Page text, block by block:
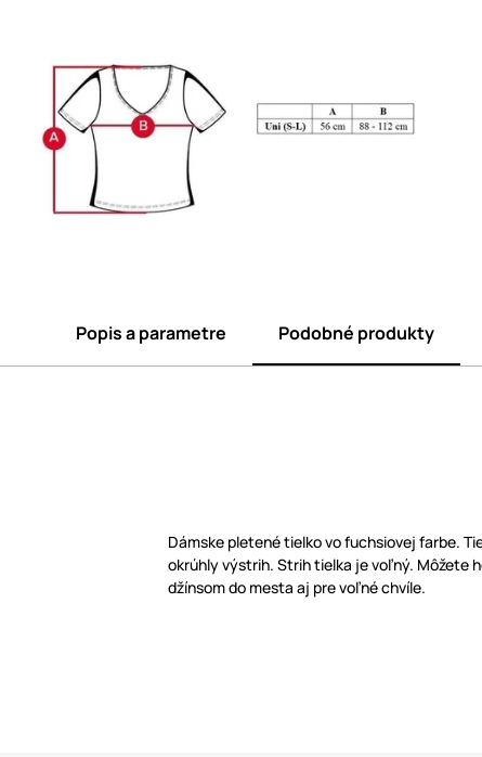
Popis a parametre Podobné produkty
Dámske pletené tielko vo fuchsiovej farbe.
okrúhly výstrih. Strih tielka je voľný. Môžete
džínsom do mesta aj pre voľné chvíle.